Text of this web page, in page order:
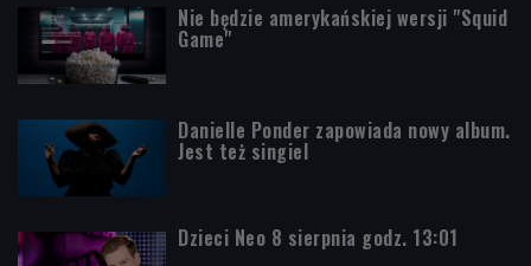
Nie będzie amerykańskiej wersji "Squid
Game"
Danielle Ponder zapowiada nowy album.
Jest też singiel
Dzieci Neo 8 sierpnia godz. 13:01